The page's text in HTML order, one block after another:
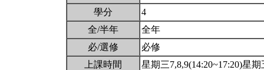
學分
4
全/半年
全年
必/選修
必修
上課時間
星期三7,8,9(14:20~17:20)星